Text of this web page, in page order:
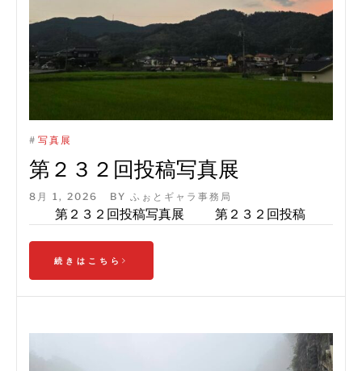
# 写真展
第２３２回投稿写真展
8月 1, 2026 BY ふぉとギャラ事務局
第２３２回投稿写真展 第２３２回投稿
続きはこちら